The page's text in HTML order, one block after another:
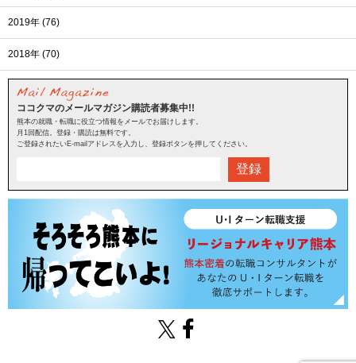
2019年 (76)
2018年 (70)
ココクマのメールマガジン購読者募集中!!
熊本の就職・転職に役立つ情報をメールでお届けします。
月1回配信。登録・購読は無料です。
ご登録されたいE-mailアドレスを入力し、登録ボタンを押してください。
登録